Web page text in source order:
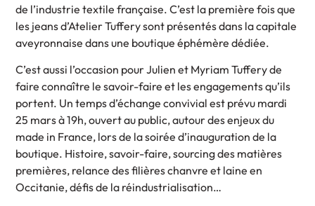
de l’industrie textile française. C’est la première fois que
les jeans d’Atelier Tuffery sont présentés dans la capitale
aveyronnaise dans une boutique éphémère dédiée.
C’est aussi l’occasion pour Julien et Myriam Tuffery de
faire connaître le savoir-faire et les engagements qu’ils
portent. Un temps d’échange convivial est prévu mardi
25 mars à 19h, ouvert au public, autour des enjeux du
made in France, lors de la soirée d’inauguration de la
boutique. Histoire, savoir-faire, sourcing des matières
premières, relance des filières chanvre et laine en
Occitanie, défis de la réindustrialisation…